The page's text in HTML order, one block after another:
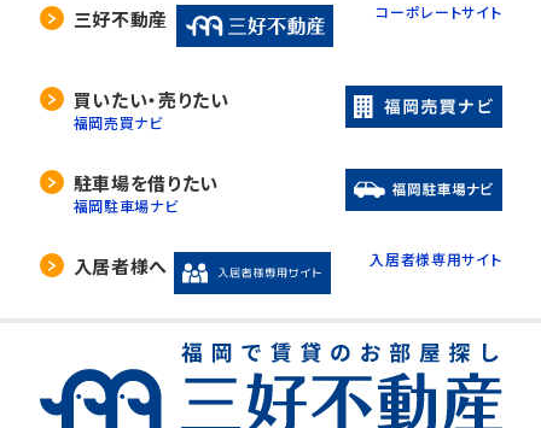
三好不動産 コーポレートサイト
買いたい・売りたい
福岡売買ナビ
駐車場を借りたい
福岡駐車場ナビ
入居者様へ 入居者様専用サイト